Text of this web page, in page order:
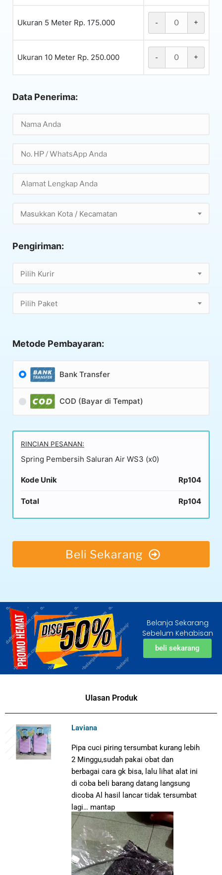
Ukuran 5 Meter Rp. 175.000 - +
Ukuran 10 Meter Rp. 250.000 - +
Data Penerima:
Masukkan Kota / Kecamatan
Pengiriman:
Pilih Kurir
Pilih Paket
Metode Pembayaran:
Bank Transfer
COD (Bayar di Tempat)
RINCIAN PESANAN:
Spring Pembersih Saluran Air WS3 (x0)
Kode Unik Rp104
Total Rp104
Beli Sekarang
Belanja Sekarang
Sebelum Kehabisan
beli sekarang
Ulasan Produk
Laviana
Pipa cuci piring tersumbat kurang lebih
2 Minggu,sudah pakai obat dan
berbagai cara gk bisa, lalu lihat alat ini
di coba beli barang datang langsung
dicoba Al hasil lancar tidak tersumbat
lagi… mantap